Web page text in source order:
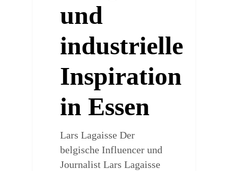
und
industrielle
Inspiration
in Essen
Lars Lagaisse Der
belgische Influencer und
Journalist Lars Lagaisse